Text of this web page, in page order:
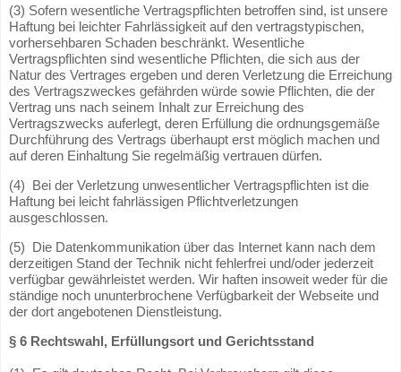
(3) Sofern wesentliche Vertragspflichten betroffen sind, ist unsere
Haftung bei leichter Fahrlässigkeit auf den vertragstypischen,
vorhersehbaren Schaden beschränkt. Wesentliche
Vertragspflichten sind wesentliche Pflichten, die sich aus der
Natur des Vertrages ergeben und deren Verletzung die Erreichung
des Vertragszweckes gefährden würde sowie Pflichten, die der
Vertrag uns nach seinem Inhalt zur Erreichung des
Vertragszwecks auferlegt, deren Erfüllung die ordnungsgemäße
Durchführung des Vertrags überhaupt erst möglich machen und
auf deren Einhaltung Sie regelmäßig vertrauen dürfen.
(4) Bei der Verletzung unwesentlicher Vertragspflichten ist die
Haftung bei leicht fahrlässigen Pflichtverletzungen
ausgeschlossen.
(5) Die Datenkommunikation über das Internet kann nach dem
derzeitigen Stand der Technik nicht fehlerfrei und/oder jederzeit
verfügbar gewährleistet werden. Wir haften insoweit weder für die
ständige noch ununterbrochene Verfügbarkeit der Webseite und
der dort angebotenen Dienstleistung.
§ 6 Rechtswahl, Erfüllungsort und Gerichtsstand